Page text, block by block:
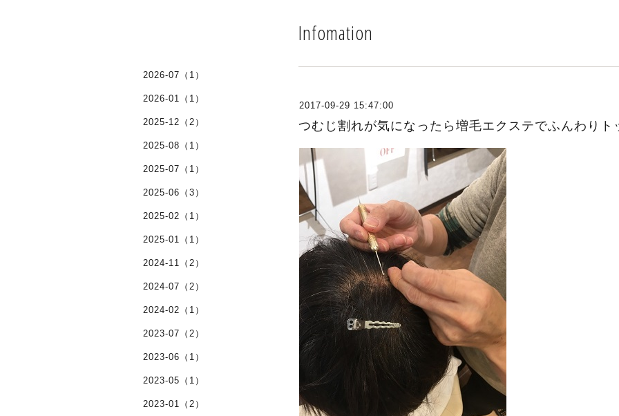
Infomation
2017-09-29 15:47:00
つむじ割れが気になったら増毛エクステでふんわりト
2026-07（1）
2026-01（1）
2025-12（2）
2025-08（1）
2025-07（1）
2025-06（3）
2025-02（1）
2025-01（1）
2024-11（2）
2024-07（2）
2024-02（1）
2023-07（2）
2023-06（1）
2023-05（1）
2023-01（2）